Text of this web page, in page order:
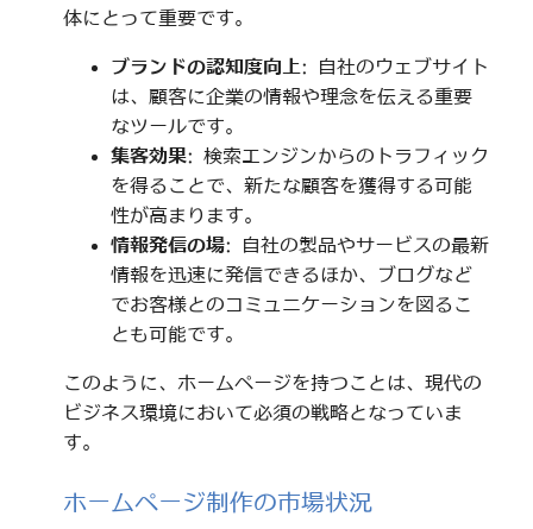
体にとって重要です。
ブランドの認知度向上: 自社のウェブサイト
は、顧客に企業の情報や理念を伝える重要
なツールです。
集客効果: 検索エンジンからのトラフィック
を得ることで、新たな顧客を獲得する可能
性が高まります。
情報発信の場: 自社の製品やサービスの最新
情報を迅速に発信できるほか、ブログなど
でお客様とのコミュニケーションを図るこ
とも可能です。
このように、ホームページを持つことは、現代の
ビジネス環境において必須の戦略となっていま
す。
ホームページ制作の市場状況